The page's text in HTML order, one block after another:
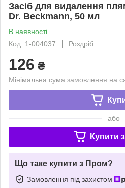
Засіб для видалення
Dr. Beckmann, 50 мл
В наявності
Код: 1-004037
Роздріб
126 ₴
Мінімальна сума замовлення на
або
Купити з
Що таке купити з Пром?
Замовлення під захистом